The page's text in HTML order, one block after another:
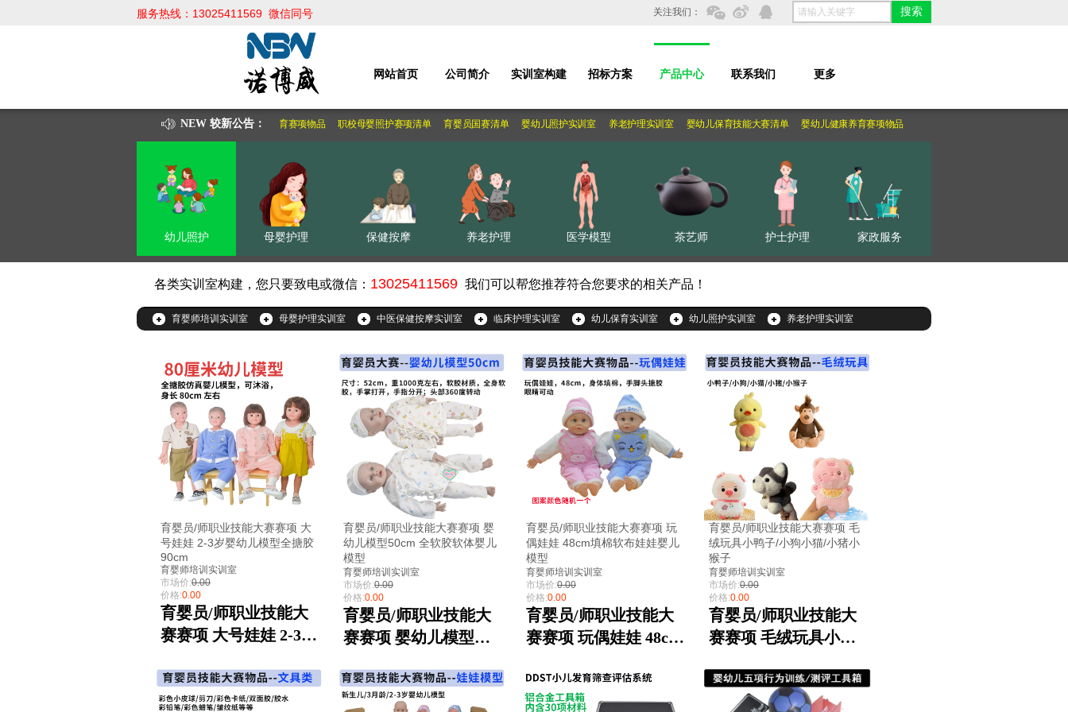
网站首页 公司简介 实训室构建 招标方案 产品中心 联系我们 更多
搜索
服务热线：13025411569 微信同号 关注我们：
13025411569 微信同步
欢迎拨打服务热线，让我们来为您服务
NEW 较新公告：
婴幼儿保育技能大赛清单 婴幼儿健康养育赛项物品 职校母婴照护赛项清单 育婴员国赛清单 婴幼儿照护实训室 养老护理实训室 婴幼儿保育技能大赛清单 婴幼儿健康养育赛项物品
幼儿照护 母婴护理 保健按摩 养老护理 医学模型 茶艺师 护士护理 家政服务
各类实训室构建，您只要致电或微信： 13025411569 我们可以帮您推荐符合您要求的相关产品！
育婴师培训实训室 母婴护理实训室 中医保健按摩实训室 临床护理实训室 幼儿保育实训室 幼儿照护实训室 养老护理实训室
育婴员/师职业技能大赛赛项 大
号娃娃 2-3岁婴幼儿模型全搪胶
90cm
育婴师培训实训室
市场价:0.00
价格:0.00
育婴员/师职业技能大
赛赛项 大号娃娃 2-3岁
90cm
育婴员/师职业技能大赛赛项 婴
幼儿模型50cm 全软胶软体婴儿
模型
育婴师培训实训室
市场价:0.00
价格:0.00
育婴员/师职业技能大
赛赛项 婴幼儿模型
模型
育婴员/师职业技能大赛赛项 玩
偶娃娃 48cm填棉软布娃娃婴儿
模型
育婴师培训实训室
市场价:0.00
价格:0.00
育婴员/师职业技能大
赛赛项 玩偶娃娃 48cm
育婴员/师职业技能大赛赛项 毛
绒玩具小鸭子/小狗小猫/小猪小
猴子
育婴师培训实训室
市场价:0.00
价格:0.00
育婴员/师职业技能大
赛赛项 毛绒玩具小鸭
子